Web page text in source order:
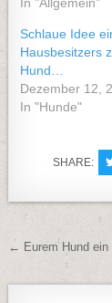
Schlaue Idee
Hausbesitzers
Hund…
Dezember 12,
In "Hunde"
SHARE:
← Eurem Hund